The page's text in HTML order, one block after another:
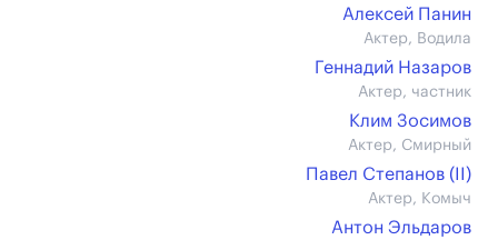
Алексей Панин
Актер, Водила
Геннадий Назаров
Актер, частник
Клим Зосимов
Актер, Смирный
Павел Степанов (II)
Актер, Комыч
Антон Эльдаров